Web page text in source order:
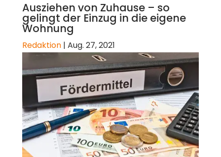
Ausziehen von Zuhause – so
gelingt der Einzug in die eigene
Wohnung
Redaktion | Aug. 27, 2021